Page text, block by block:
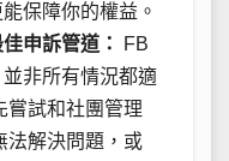
保障你的權益。
申訴管道：
FB
非所有情況都適
嘗試和社團管理
法解決問題，或